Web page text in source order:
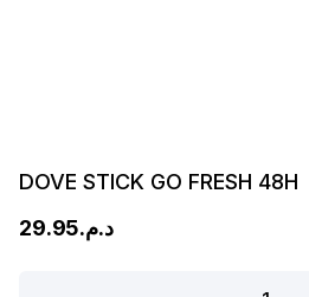
DOVE STICK GO FRESH 48H
د.م.29.95